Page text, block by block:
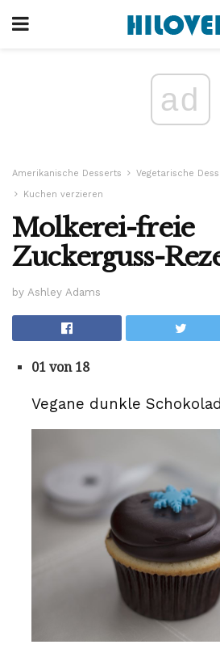
ad
Amerikanische Desserts Vegetarische
Kuchen verzieren
Molkerei-freie
Zuckerguss-
by Ashley Adams
01 von 18
Vegane dunkle